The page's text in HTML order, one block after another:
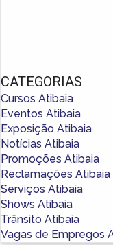
CATEGORIAS
Cursos Atibaia
Eventos Atibaia
Exposição Atibaia
Notícias Atibaia
Promoções Atibaia
Reclamações Atibaia
Serviços Atibaia
Shows Atibaia
Trânsito Atibaia
Vagas de Empregos